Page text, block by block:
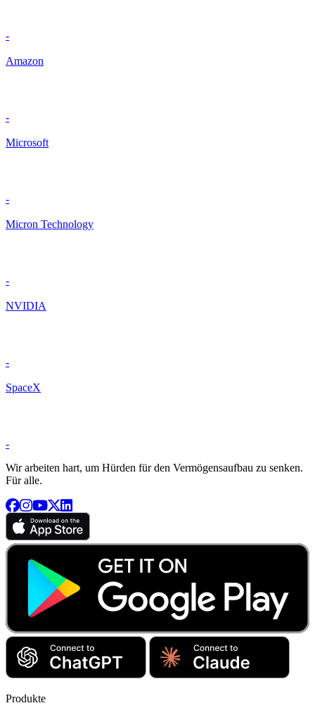
-
Amazon
-
Microsoft
-
Micron Technology
-
NVIDIA
-
SpaceX
-
Wir arbeiten hart, um Hürden für den Vermögensaufbau zu senken.
Für alle.
Produkte